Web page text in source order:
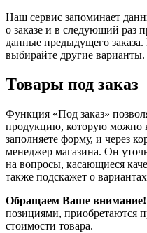
Наш сервис запоминает
о заказе и в следующий раз
данные предыдущего
выбирайте другие варианты.
Товары под заказ
Функция «Под заказ»
продукцию, которую можно
заполняете форму, и через
менеджер магазина. Он
на вопросы, касающиеся
также подскажет о
Обращаем Ваше внимание!
позициями, приобретаются
стоимости товара.